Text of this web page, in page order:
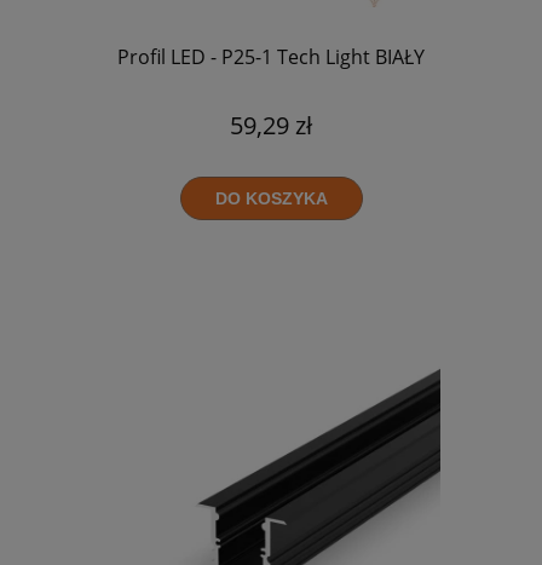
Profil LED - P25-1 Tech Light BIAŁY
59,29 zł
DO KOSZYKA